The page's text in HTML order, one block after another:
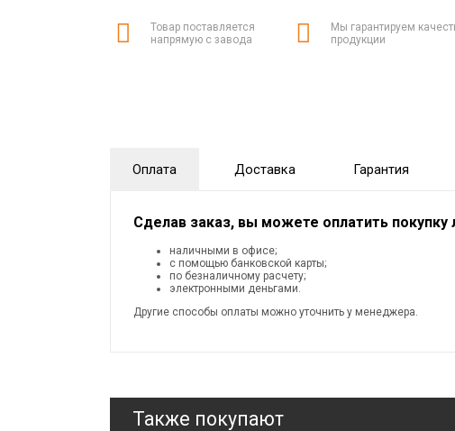
Товар поставляется
напрямую с завода
Мы гарантируем
продукции
Оплата Доставка Гарантия
Сделав заказ, вы можете оплатить
наличными в офисе;
с помощью банковской карты;
по безналичному расчету;
электронными деньгами.
Другие способы оплаты можно уточнить у менеджера.
Также покупают